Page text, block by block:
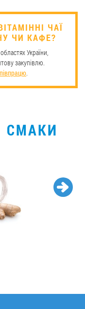
ЧАЇ
ЧИ КАФЕ?
України,
закупівлю.
.
СМАКИ